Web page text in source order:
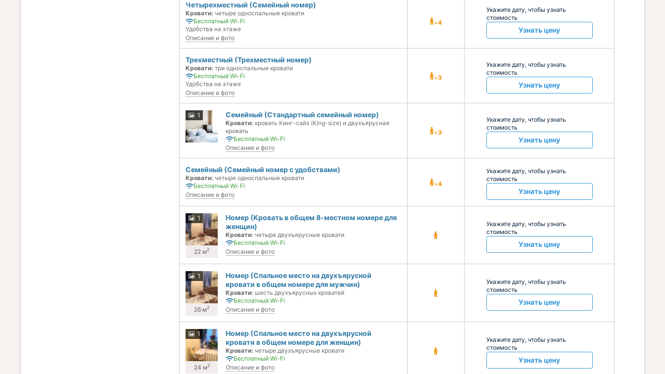
Четырехместный (Семейный номер)
Кровати: четыре односпальные кровати
Бесплатный Wi-Fi
Удобства на этаже
Описание и фото
×4
Укажите дату, чтобы узнать
стоимость
Узнать цену
Трехместный (Трехместный номер)
Кровати: три односпальные кровати
Бесплатный Wi-Fi
Удобства на этаже
Описание и фото
×3
Укажите дату, чтобы узнать
стоимость
Узнать цену
1 Семейный (Стандартный семейный номер)
Кровати: кровать Кинг-сайз (King-size) и двухъярусная
кровать
Бесплатный Wi-Fi
Описание и фото
×3
Укажите дату, чтобы узнать
стоимость
Узнать цену
Семейный (Семейный номер с удобствами)
Кровати: четыре односпальные кровати
Бесплатный Wi-Fi
Описание и фото
×4
Укажите дату, чтобы узнать
стоимость
Узнать цену
1
22 м2
Номер (Кровать в общем 8-местном номере для
женщин)
Кровати: четыре двухъярусные кровати
Бесплатный Wi-Fi
Описание и фото
Укажите дату, чтобы узнать
стоимость
Узнать цену
1
26 м2
Номер (Спальное место на двухъярусной
кровати в общем номере для мужчин)
Кровати: шесть двухъярусных кроватей
Бесплатный Wi-Fi
Описание и фото
Укажите дату, чтобы узнать
стоимость
Узнать цену
1
24 м2
Номер (Спальное место на двухъярусной
кровати в общем номере для женщин)
Кровати: четыре двухъярусные кровати
Бесплатный Wi-Fi
Описание и фото
Укажите дату, чтобы узнать
стоимость
Узнать цену